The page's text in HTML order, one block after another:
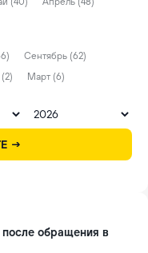
Сентябрь (62)
Март (6)
→
после обращения в